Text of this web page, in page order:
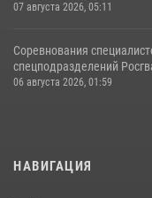
07 августа 2026, 05:11
Соревнования
спецподразделений
06 августа 2026, 01:59
НАВИГАЦИЯ